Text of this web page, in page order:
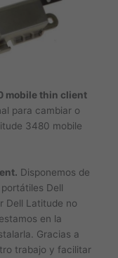
mobile thin client
para cambiar o
3480 mobile
Disponemos de
Dell
Dell Latitude no
en la
Gracias a
trabajo y facilitar